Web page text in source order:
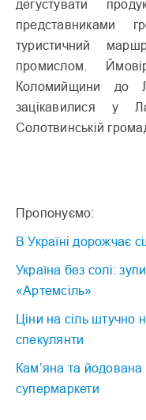
дегустувати
представниками
туристичний
промислом.
Коломийщини до
зацікавилися у
Солотвинській
Пропонуємо:
В Україні дорожчає
Україна без солі:
«Артемсіль»
Ціни на сіль штучно
спекулянти
Кам’яна та йодована
супермаркети